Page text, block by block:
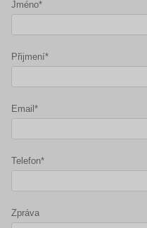
Jméno*
Přijmení*
Email*
Telefon*
Zpráva